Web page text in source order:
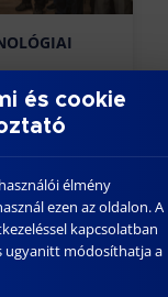
és cookie
élmény
ezen az oldalon. A
kapcsolatban
ugyanitt módosíthatja a